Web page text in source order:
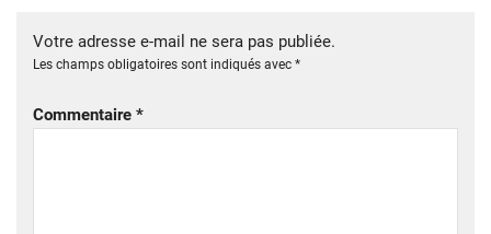
Votre adresse e-mail ne sera pas publiée.
Les champs obligatoires sont indiqués avec *
Commentaire *